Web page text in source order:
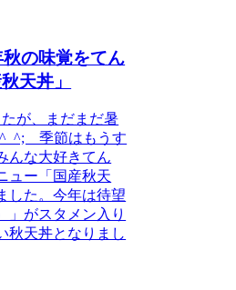
秋の味覚をてん
天丼」
が、まだまだ暑
季節はもうす
んな大好きてん
ュー「国産秋天
した。今年は待望
」がスタメン入り
秋天丼となりまし